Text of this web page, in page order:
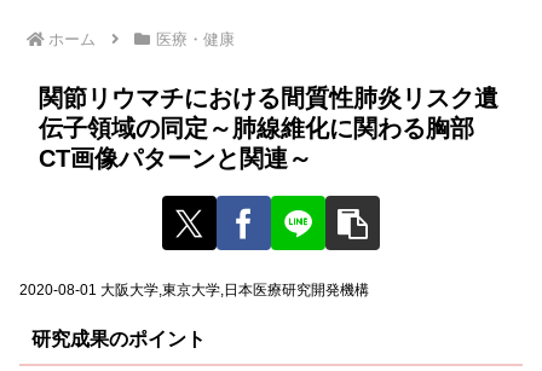
ホーム 医療・健康
関節リウマチにおける間質性肺炎リスク遺
伝子領域の同定～肺線維化に関わる胸部
CT画像パターンと関連～
2020-08-01 大阪大学,東京大学,日本医療研究開発機構
研究成果のポイント